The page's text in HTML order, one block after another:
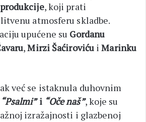
, koji prati
atmosferu skladbe.
upućene su Gordanu
,Mirzi Šaćiroviću iMarinku
već se istaknula duhovnim
“Psalmi”i “Oče naš”, koje su
izražajnosti i glazbenoj